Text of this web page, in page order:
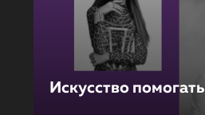
Искусство помогать